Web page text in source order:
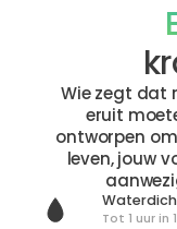
Wie zegt dat
eruit
ontworpen
leven, jouw
Tot 1 uur in